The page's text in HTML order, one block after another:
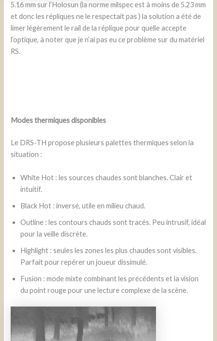
5.16 mm sur l’Holosun (la norme milspec est à moins de 5.23 mm
et donc les répliques ne le respectait pas ) la solution a été de
limer légèrement le rail de la réplique pour quelle accepte
l’optique, à noter que je n’ai pas eu ce problème sur du matériel
RS.
Modes thermiques disponibles
Le DRS-TH propose plusieurs palettes thermiques selon la
situation :
White Hot : les sources chaudes sont blanches. Clair et
intuitif.
Black Hot : inversé, utile en milieu chaud.
Outline : les contours chauds sont tracés. Peu intrusif, idéal
pour la veille discrète.
Highlight : seules les zones les plus chaudes sont visibles.
Parfait pour repérer un joueur dissimulé.
Fusion : mode mixte combinant les précédents et la vision
du point rouge pour une lecture complexe de la scène.